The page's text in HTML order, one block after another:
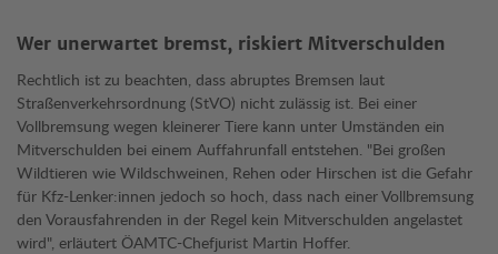
Wer unerwartet bremst, riskiert Mitverschulden
Rechtlich ist zu beachten, dass abruptes Bremsen laut
Straßenverkehrsordnung (StVO) nicht zulässig ist. Bei einer
Vollbremsung wegen kleinerer Tiere kann unter Umständen ein
Mitverschulden bei einem Auffahrunfall entstehen. "Bei großen
Wildtieren wie Wildschweinen, Rehen oder Hirschen ist die Gefahr
für Kfz-Lenker:innen jedoch so hoch, dass nach einer Vollbremsung
den Vorausfahrenden in der Regel kein Mitverschulden angelastet
wird", erläutert ÖAMTC-Chefjurist Martin Hoffer.